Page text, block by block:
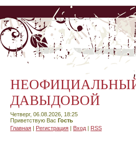
ДАВЫДОВОЙ
Четверг, 06.08.2026, 18:25
Приветствую Вас Гость
Главная | Регистрация | Вход | RSS